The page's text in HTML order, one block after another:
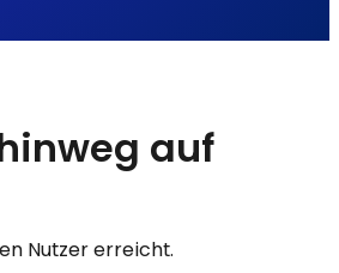
auf
Nutzer erreicht.